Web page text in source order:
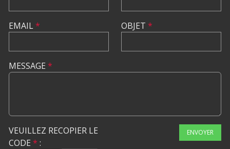
EMAIL* OBJET *
MESSAGE *
VEUILLEZ RECOPIER LE
CODE * :
ENVOYER